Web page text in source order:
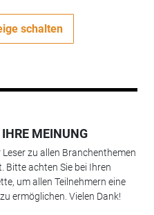
schalten
MEINUNG
zu allen Branchenthemen
Bitte achten Sie bei Ihren
um allen Teilnehmern eine
ermöglichen. Vielen Dank!